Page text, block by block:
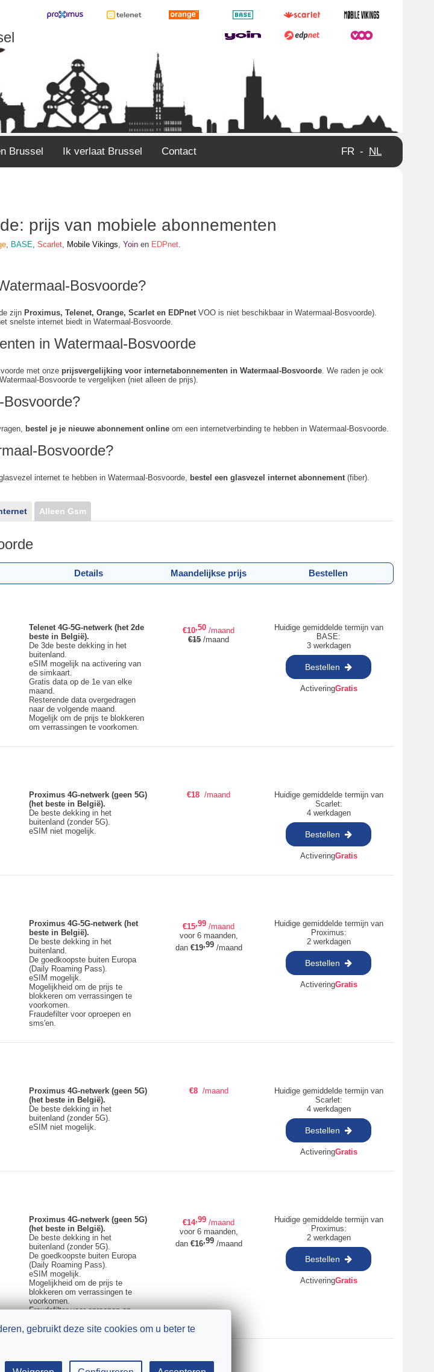
Brussel Ik verlaat Brussel Contact FR - NL
prijs van mobiele abonnementen
, BASE, Scarlet, Mobile Vikings, Yoinen EDPnet.
Bosvoorde?
zijn Proximus, Telenet, Orange, Scarlet en EDPnetVOO is niet beschikbaar in Watermaal-Bosvoorde).
snelste internet biedt in Watermaal-Bosvoorde.
in Watermaal-Bosvoorde
met onze prijsvergelijking voor internetabonnementen in Watermaal-Bosvoorde. We raden je ook
Bosvoorde te vergelijken (niet alleen de prijs).
bestel je je nieuwe abonnement onlineom een internetverbinding te hebben in Watermaal-Bosvoorde.
Bosvoorde?
internet te hebben in Watermaal-Bosvoorde, bestel een glasvezel internet abonnement(fiber).
Alleen Gsm
Details Maandelijkse prijs Bestellen
Telenet 4G-5G-netwerk (het 2de
beste in België).
De 3de beste dekking in het
buitenland.
eSIM mogelijk na activering van
de simkaart.
Gratis data op de 1e van elke
maand.
Resterende data overgedragen
naar de volgende maand.
Mogelijk om de prijs te blokkeren
om verrassingen te voorkomen.
€10,50 /maand
€15/maand
Huidige gemiddelde termijn van
BASE:
3 werkdagen
Bestellen
ActiveringGratis
Proximus 4G-netwerk (geen 5G)
(het beste in België).
De beste dekking in het
buitenland (zonder 5G).
eSIM niet mogelijk.
€18 /maand
Huidige gemiddelde termijn van
Scarlet:
4 werkdagen
Bestellen
ActiveringGratis
Proximus 4G-5G-netwerk (het
beste in België).
De beste dekking in het
buitenland.
De goedkoopste buiten Europa
(Daily Roaming Pass).
eSIM mogelijk.
Mogelijkheid om de prijs te
blokkeren om verrassingen te
voorkomen.
Fraudefilter voor oproepen en
sms'en.
€15,99 /maand
voor 6 maanden,
dan €19,99/maand
Huidige gemiddelde termijn van
Proximus:
2 werkdagen
Bestellen
ActiveringGratis
Proximus 4G-netwerk (geen 5G)
(het beste in België).
De beste dekking in het
buitenland (zonder 5G).
eSIM niet mogelijk.
€8 /maand
Huidige gemiddelde termijn van
Scarlet:
4 werkdagen
Bestellen
ActiveringGratis
Proximus 4G-netwerk (geen 5G)
(het beste in België).
De beste dekking in het
buitenland (zonder 5G).
De goedkoopste buiten Europa
(Daily Roaming Pass).
eSIM mogelijk.
Mogelijkheid om de prijs te
blokkeren om verrassingen te
voorkomen.
Fraudefilter voor oproepen en
€14,99 /maand
voor 6 maanden,
dan €16,99/maand
Huidige gemiddelde termijn van
Proximus:
2 werkdagen
Bestellen
ActiveringGratis
gebruikt deze site cookies om u beter te